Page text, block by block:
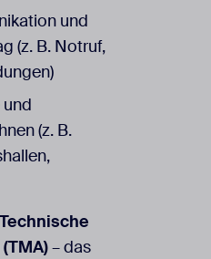
und
(z. B. Notruf,
(z. B.
Technische
– das